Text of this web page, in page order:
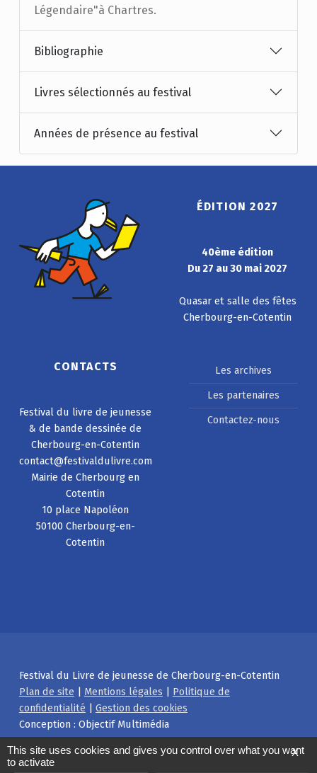
Légendaire"à Chartres.
Bibliographie
Livres sélectionnés au festival
Années de présence au festival
ÉDITION 2027
40ème édition
Du 27 au 30 mai 2027
Quasar et salle des fêtes
Cherbourg-en-Cotentin
CONTACTS
Festival du livre de jeunesse
& de bande dessinée de
Cherbourg-en-Cotentin
contact@festivaldulivre.com
Mairie de Cherbourg en
Cotentin
10 place Napoléon
50100 Cherbourg-en-
Cotentin
Les archives
Les partenaires
Contactez-nous
Festival du Livre de jeunesse de Cherbourg-en-Cotentin
Plan de site | Mentions légales | Politique de
confidentialité | Gestion des cookies
Conception : Objectif Multimédia
Facebook
Instagram
Back to top ↑ X
This site uses cookies and gives you control over what you want
to activate